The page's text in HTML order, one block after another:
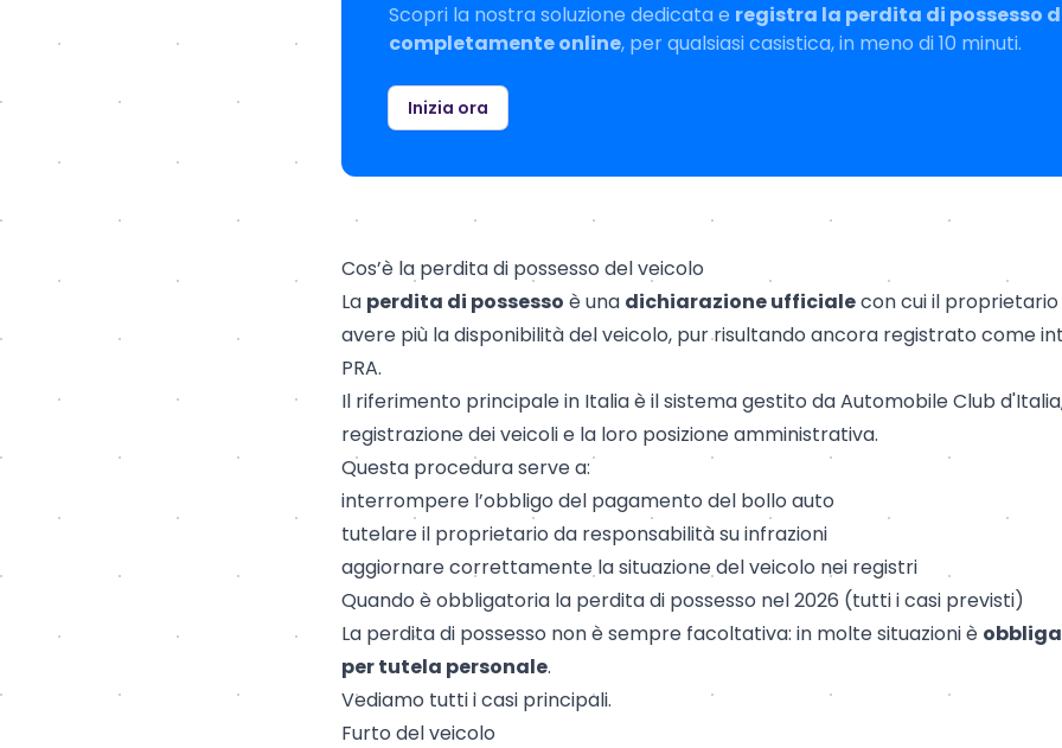
Scopri la nostra soluzione dedicata e registra la perdita di possesso
completamente online, per qualsiasi casistica, in meno di 10 minuti.
Inizia ora
Cos’è la perdita di possesso del veicolo
La perdita di possesso è una dichiarazione ufficialecon cui il
avere più la disponibilità del veicolo, pur risultando ancora registrato come
PRA.
Il riferimento principale in Italia è il sistema gestito da Automobile Club
registrazione dei veicoli e la loro posizione amministrativa.
Questa procedura serve a:
interrompere l’obbligo del pagamento del bollo auto
tutelare il proprietario da responsabilità su infrazioni
aggiornare correttamente la situazione del veicolo nei registri
Quando è obbligatoria la perdita di possesso nel 2026 (tutti i casi previsti)
La perdita di possesso non è sempre facoltativa: in molte situazioni è
per tutela personale.
Vediamo tutti i casi principali.
Furto del veicolo